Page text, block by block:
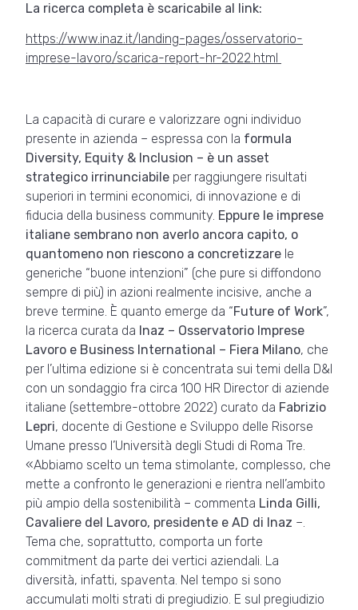
La ricerca completa è scaricabile al link:
https://www.inaz.it/landing-pages/osservatorio-
imprese-lavoro/scarica-report-hr-2022.html
La capacità di curare e valorizzare ogni individuo
presente in azienda – espressa con la formula
Diversity, Equity & Inclusion – è un asset
strategico irrinunciabile per raggiungere risultati
superiori in termini economici, di innovazione e di
fiducia della business community. Eppure le imprese
italiane sembrano non averlo ancora capito, o
quantomeno non riescono a concretizzare le
generiche “buone intenzioni” (che pure si diffondono
sempre di più) in azioni realmente incisive, anche a
breve termine. È quanto emerge da “Future of Work”,
la ricerca curata da Inaz – Osservatorio Imprese
Lavoro e Business International – Fiera Milano, che
per l’ultima edizione si è concentrata sui temi della D&I
con un sondaggio fra circa 100 HR Director di aziende
italiane (settembre-ottobre 2022) curato da Fabrizio
Lepri, docente di Gestione e Sviluppo delle Risorse
Umane presso l’Università degli Studi di Roma Tre.
«Abbiamo scelto un tema stimolante, complesso, che
mette a confronto le generazioni e rientra nell’ambito
più ampio della sostenibilità – commenta Linda Gilli,
Cavaliere del Lavoro, presidente e AD di Inaz –.
Tema che, soprattutto, comporta un forte
commitment da parte dei vertici aziendali. La
diversità, infatti, spaventa. Nel tempo si sono
accumulati molti strati di pregiudizio. E sul pregiudizio